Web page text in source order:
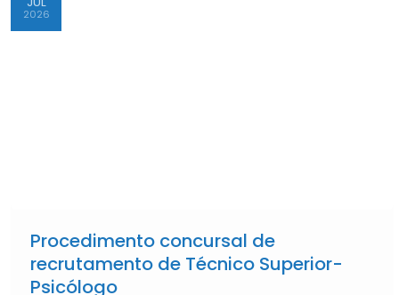
2026
Procedimento concursal de
recrutamento de Técnico Superior-
Psicólogo